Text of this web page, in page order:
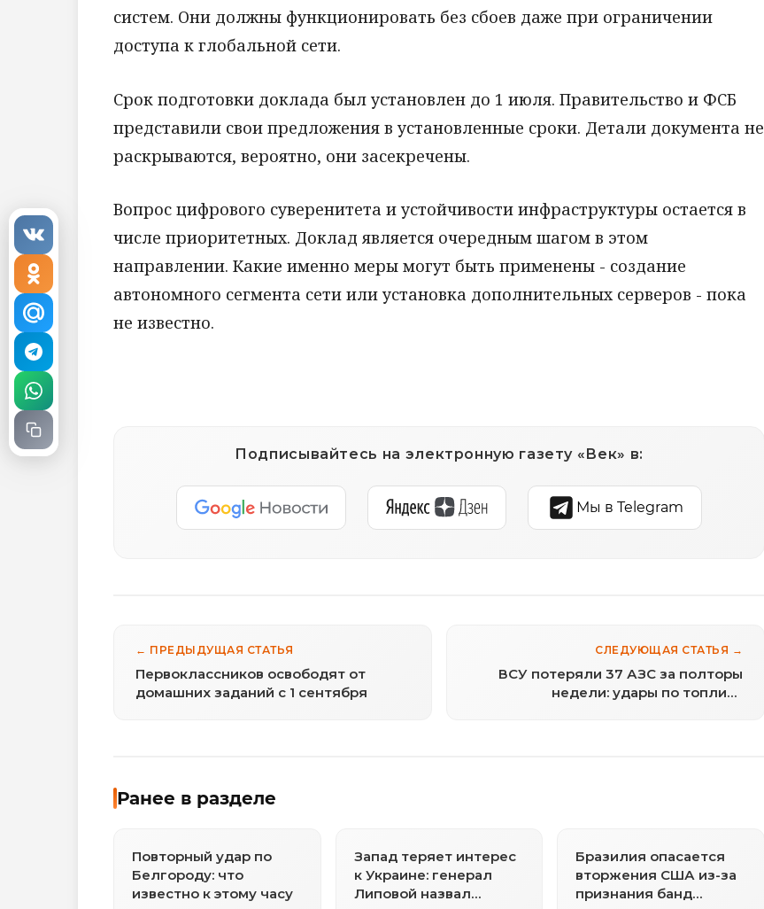
систем. Они должны функционировать без сбоев даже при ограничении
доступа к глобальной сети.
Срок подготовки доклада был установлен до 1 июля. Правительство и ФСБ
представили свои предложения в установленные сроки. Детали документа не
раскрываются, вероятно, они засекречены.
Вопрос цифрового суверенитета и устойчивости инфраструктуры остается в
числе приоритетных. Доклад является очередным шагом в этом
направлении. Какие именно меры могут быть применены - создание
автономного сегмента сети или установка дополнительных серверов - пока
не известно.
Подписывайтесь на электронную газету «Век» в:
Мы в Telegram
← ПРЕДЫДУЩАЯ СТАТЬЯ
Первоклассников освободят от
домашних заданий с 1 сентября
СЛЕДУЮЩАЯ СТАТЬЯ →
ВСУ потеряли 37 АЗС за полторы
недели: удары по топливу
Ранее в разделе
Повторный удар по
Белгороду: что
известно к этому часу
Запад теряет интерес
к Украине: генерал
Липовой назвал
Бразилия опасается
вторжения США из-за
признания банд